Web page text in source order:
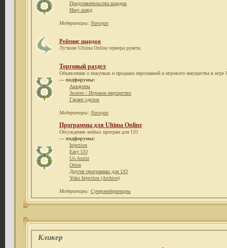
Представительства шардов
Ищу шард
Модераторы: Narayan
Рейтинг шардов
Лучшие Ultima Online сервера рунета.
Торговый раздел
Объявления о покупках и продажи персонажей и игрового имущества в
— подфорумы:
Аккаунты
Золото / Игровое имущество
Гарант сделок
Модераторы: Narayan
Программы для Ultima Online
Обсуждение любых програм для UO
— подфорумы:
Injection
Easy UO
Uo Assist
Orion
Другие программы для UO
Yoko Injection (Archive)
Модераторы: Супермодераторы
Кликер